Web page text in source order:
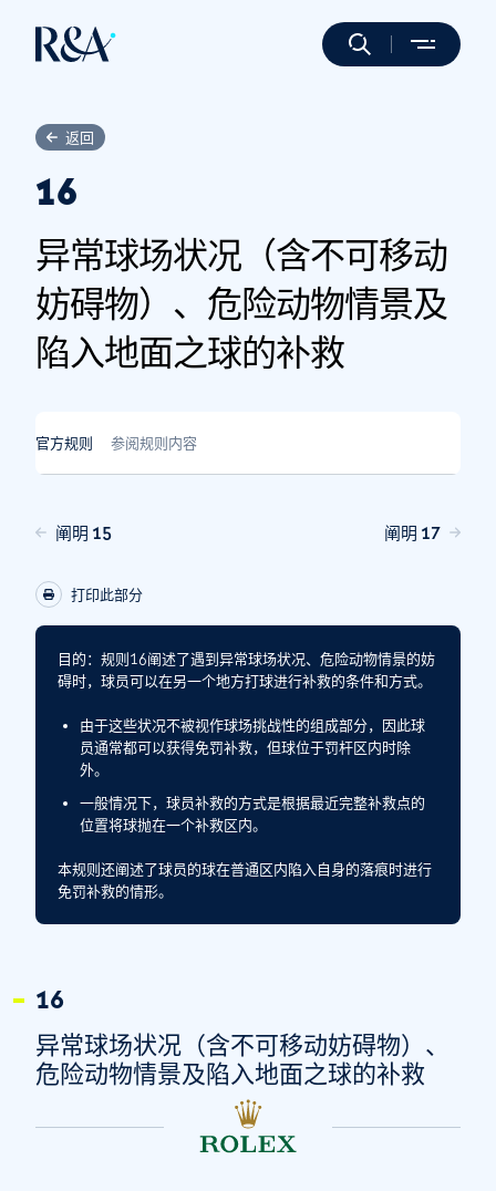
返回
16
异常球场状况（含不可移动
妨碍物）、危险动物情景及
陷入地面之球的补救
官方规则 参阅规则内容
阐明 15 阐明 17
打印此部分
目的： 规则16阐述了遇到异常球场状况、危险动物情景的妨
碍时，球员可以在另一个地方打球进行补救的条件和方式。
由于这些状况不被视作球场挑战性的组成部分，因此球
员通常都可以获得免罚补救，但球位于罚杆区内时除
外。
一般情况下，球员补救的方式是根据最近完整补救点的
位置将球抛在一个补救区内。
本规则还阐述了球员的球在普通区内陷入自身的落痕时进行
免罚补救的情形。
16
异常球场状况（含不可移动妨碍物）、
危险动物情景及陷入地面之球的补救